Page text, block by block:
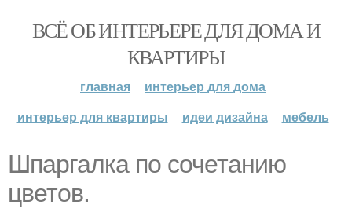
ВСЁ ОБ ИНТЕРЬЕРЕ ДЛЯ ДОМА И
КВАРТИРЫ
главная
интерьер для дома
интерьер для квартиры
идеи дизайна мебель
Шпаргалка по сочетанию
цветов.